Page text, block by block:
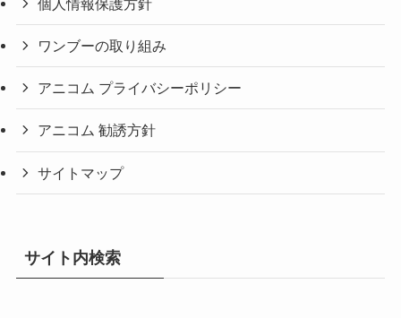
個人情報保護方針
ワンブーの取り組み
アニコム プライバシーポリシー
アニコム 勧誘方針
サイトマップ
サイト内検索